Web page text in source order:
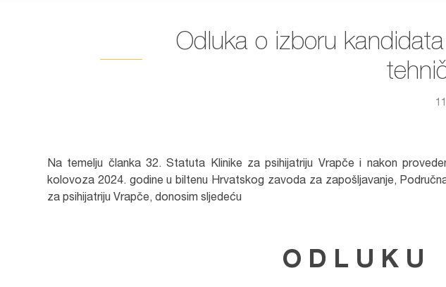
Odluka o izboru
Na temelju članka 32. Statuta Klinike za psihijatriju Vrapče i nakon
kolovoza 2024. godine u biltenu Hrvatskog zavoda za zapošljavanje,
za psihijatriju Vrapče, donosim sljedeću
O D L U K U